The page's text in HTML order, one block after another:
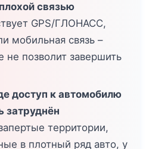
связью
GPS/ГЛОНАСС,
мобильная связь –
не позволит завершить
доступ к автомобилю
затруднён
территории,
в плотный ряд авто, у